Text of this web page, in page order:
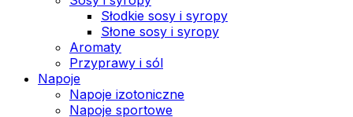
Słodkie sosy i syropy
Słone sosy i syropy
Aromaty
Przyprawy i sól
Napoje
Napoje izotoniczne
Napoje sportowe